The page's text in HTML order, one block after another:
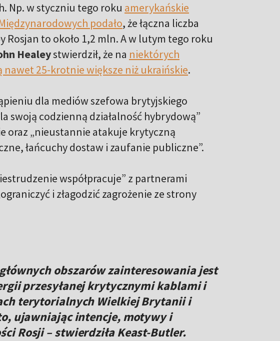
Np. w styczniu tego roku amerykańskie
podało, że łączna liczba
to około 1,2 mln. A w lutym tego roku
Healeystwierdził, że na niektórych
25-krotnie większe niż ukraińskie.
dla mediów szefowa brytyjskiego
swoją codzienną działalność hybrydową”
oraz „nieustannie atakuje krytyczną
łańcuchy dostaw i zaufanie publiczne”.
współpracuje” z partnerami
i złagodzić zagrożenie ze strony
obszarów zainteresowania jest
przesyłanej krytycznymi kablami i
terytorialnych Wielkiej Brytanii i
ujawniając intencje, motywy i
Rosji – stwierdziła Keast-Butler.